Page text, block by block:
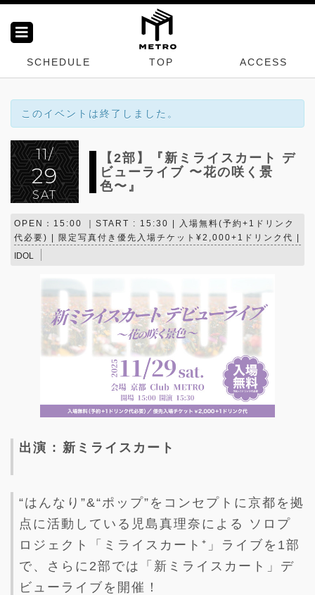
SCHEDULE TOP ACCESS
このイベントは終了しました。
11/
29
SAT
【2部】『新ミライスカート デ
ビューライブ 〜花の咲く景
色〜』
OPEN：15:00 ｜START : 15:30 | 入場無料(予約+1ドリンク
代必要) | 限定写真付き優先入場チケット¥2,000+1ドリンク代 |
IDOL
出演 : 新ミライスカート
“はんなり”&“ポップ”をコンセプトに京都を拠
点に活動している児島真理奈による ソロプ
ロジェクト「ミライスカート⁺」ライブを1部
で、さらに2部では「新ミライスカート」デ
ビューライブを開催！